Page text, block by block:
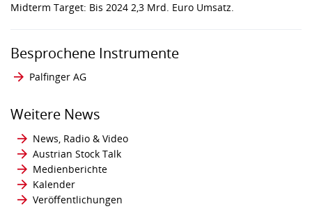
Midterm Target: Bis 2024 2,3 Mrd. Euro Umsatz.
Besprochene Instrumente
Palfinger AG
Weitere News
News, Radio & Video
Austrian Stock Talk
Medienberichte
Kalender
Veröffentlichungen